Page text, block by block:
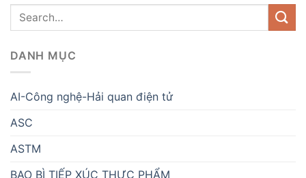
DANH MỤC
AI-Công nghệ-Hải quan điện tử
ASC
ASTM
BAO BÌ TIẾP XÚC THỰC PHẨM